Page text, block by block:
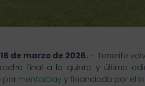
de marzo de 2026.– Tenerife
final a la quinta y última
por mentorDay y financiado por el